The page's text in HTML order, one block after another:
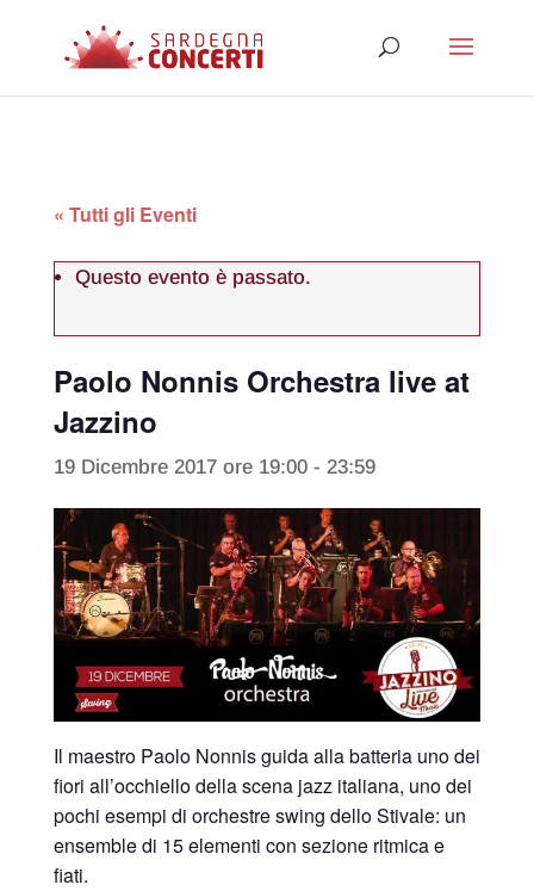
« Tutti gli Eventi
Questo evento è passato.
Paolo Nonnis Orchestra live at
Jazzino
19 Dicembre 2017 ore 19:00- 23:59
Il maestro Paolo Nonnis guida alla batteria uno dei
fiori all’occhiello della scena jazz italiana, uno dei
pochi esempi di orchestre swing dello Stivale: un
ensemble di 15 elementi con sezione ritmica e
fiati.